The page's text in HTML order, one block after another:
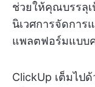
ช่วยให้คุณบรรลุ
นิเวศการจัดกา
แพลตฟอร์มแบบ
ClickUp เต็มไป